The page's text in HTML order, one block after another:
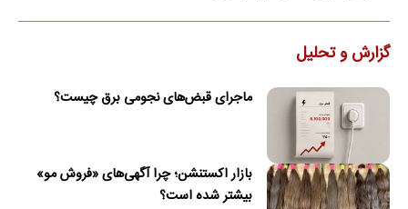
گزارش و تحلیل
ماجرای قبض‌های نجومی برق چیست؟
بازار اکستنشن؛ چرا آگهی‌های «فروش مو»
بیشتر شده است؟